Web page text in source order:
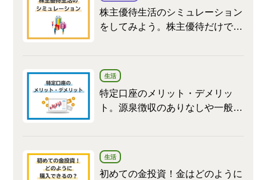
株主優待生活のシミュレーション
をしてみよう。株主優待だけで生
生活
特定口座のメリット・デメリッ
ト。源泉徴収のありなしや一般口
生活
初めての金投資！金はどのように